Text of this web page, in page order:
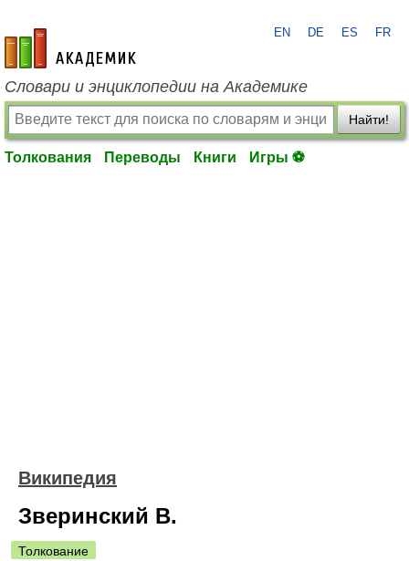
academic.ru
EN DE ES FR
Словари и энциклопедии на Академике
Найти!
Толкования Переводы Книги Игры ⚽
Википедия
Зверинский В.
Толкование